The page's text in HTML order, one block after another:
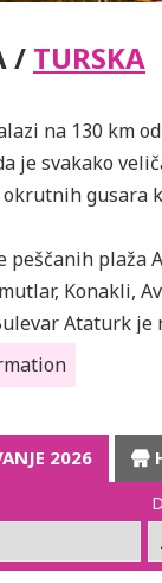
/ TURSKA
na 130 km
je svakako
gusara
peščanih plaža
Konakli,
Ataturk je
2026